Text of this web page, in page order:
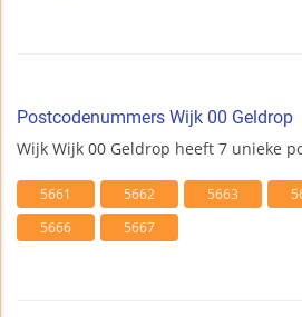
Postcodenummers Wijk 00 Geldrop
Wijk Wijk 00 Geldrop heeft 7 unieke
5661 5662 5663
5666
5667